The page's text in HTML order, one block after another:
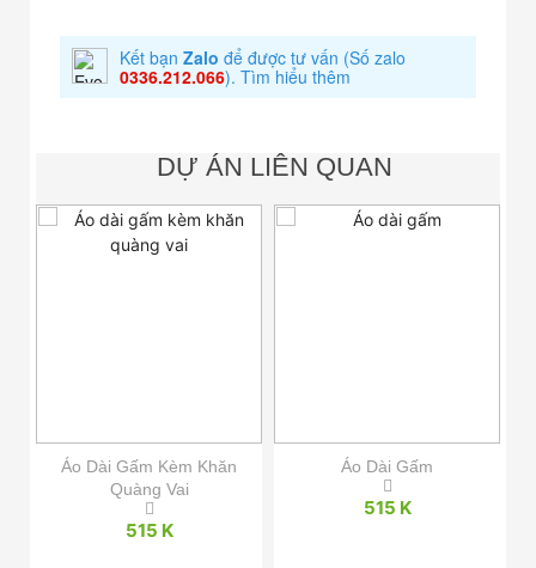
Kết bạn Zalo để được tư vấn (Số zalo
0336.212.066). Tìm hiểu thêm
DỰ ÁN LIÊN QUAN
Áo Dài Gấm Kèm Khăn
Quàng Vai
515 K
Áo Dài Gấm
515 K